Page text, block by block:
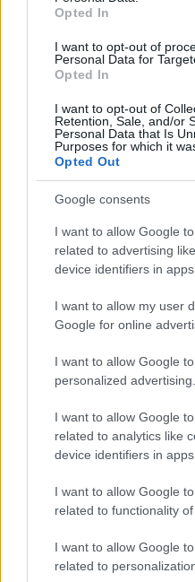
Opted In
I want to opt-out of
Personal Data for
Opted In
I want to opt-out of
Retention, Sale, and/or
Personal Data that Is
Purposes for which it
Opted Out
Google consents
I want to allow Google
related to advertising
device identifiers in apps.
I want to allow my user
Google for online
I want to allow Google
personalized advertising.
I want to allow Google
related to analytics like
device identifiers in apps.
I want to allow Google
related to functionality
I want to allow Google
related to
A Mercedes
Verstappennek,
akarja
téma. Lehet, hogy most kezd
holland Brackley-be igazolása?